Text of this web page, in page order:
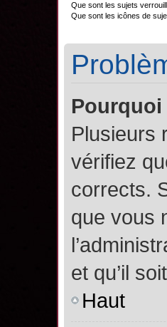
Que sont les sujets
Que sont les icônes de
Plusieurs
vérifiez
corrects.
que vous
et qu’il
Haut